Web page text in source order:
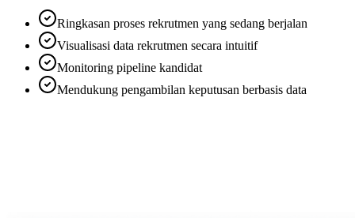
Ringkasan proses rekrutmen yang sedang berjalan
Visualisasi data rekrutmen secara intuitif
Monitoring pipeline kandidat
Mendukung pengambilan keputusan berbasis data